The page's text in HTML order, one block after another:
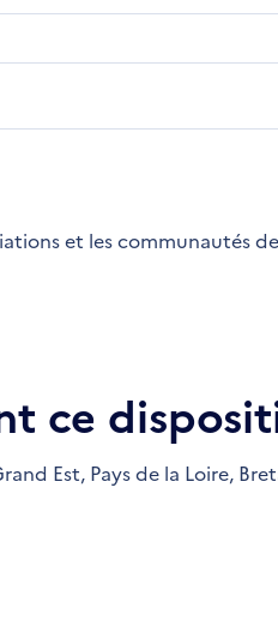
et les communautés de
ce
Est, Pays de la Loire,